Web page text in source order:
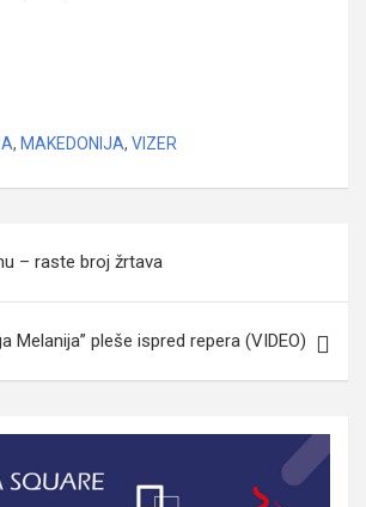
, MAKEDONIJA, VIZER
– raste broj žrtava
Melanija” pleše ispred repera (VIDEO)